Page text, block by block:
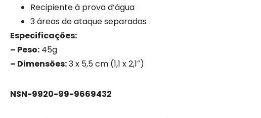
Recipiente à prova d’água
3 áreas de ataque separadas
Especificações:
– Peso: 45g
– Dimensões:3 x 5,5 cm (1,1 x 2,1″)
NSN-9920-99-9669432